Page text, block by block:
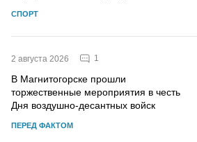
СПОРТ
2 августа 2026 1
В Магнитогорске прошли
торжественные мероприятия в честь
Дня воздушно-десантных войск
ПЕРЕД ФАКТОМ